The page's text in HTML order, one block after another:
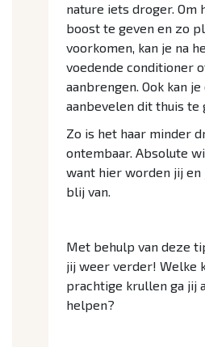
nature iets droger. Om
boost te geven en zo
voorkomen, kan je na
voedende conditioner
aanbrengen. Ook kan
aanbevelen dit thuis te
Zo is het haar minder
ontembaar. Absolute
want hier worden jij
blij van.
Met behulp van deze
jij weer verder! Welke
prachtige krullen ga jij
helpen?